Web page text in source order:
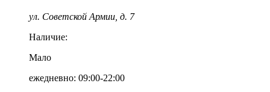
ул. Советской Армии, д. 7
Наличие:
Мало
ежедневно: 09:00-22:00